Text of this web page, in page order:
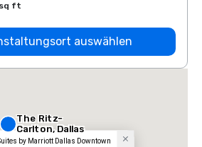
ft
auswählen
by Marriott Dallas Downtown
The Ritz-
Carlton, Dallas